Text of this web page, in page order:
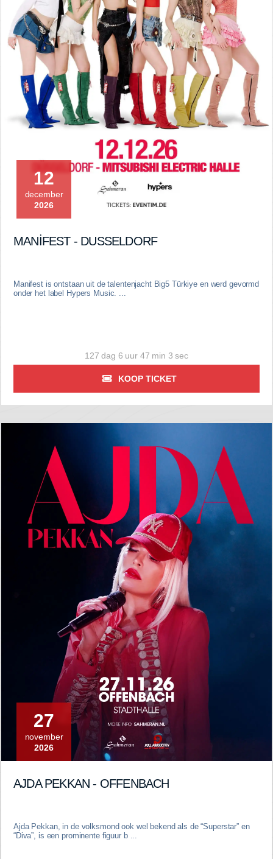
12
december
2026
MANİFEST - DUSSELDORF
Manifest is ontstaan uit de talentenjacht Big5 Türkiye en werd gevormd
onder het label Hypers Music. ...
127 dag 6 uur 47 min 2 sec
KOOP TICKET
27
november
2026
AJDA PEKKAN - OFFENBACH
Ajda Pekkan, in de volksmond ook wel bekend als de “Superstar” en
“Diva”, is een prominente figuur b ...